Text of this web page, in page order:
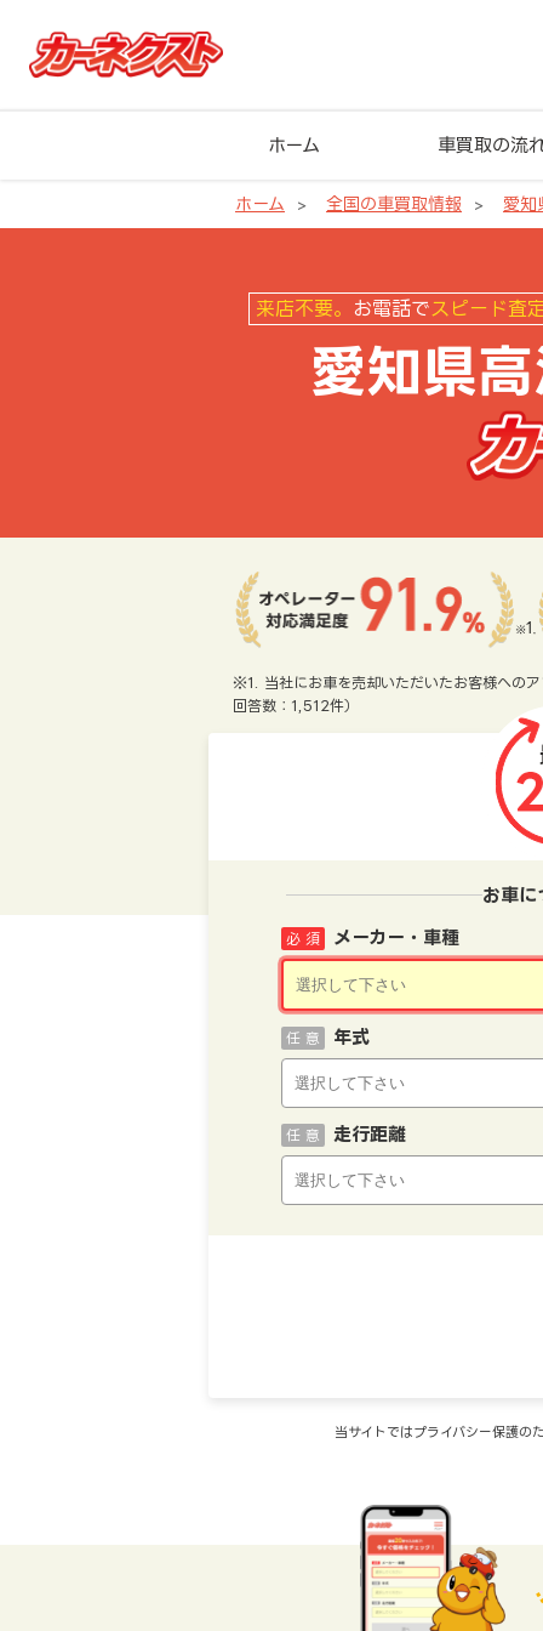
ホーム 車買取の流
ホーム 全国の車買取情報 愛知
来店不要。 お電話で スピード査
愛知県
※1. 当社にお車を売却いただいたお客様への
回答数：1,512件）
お車に
メーカー・車種
必 須
年式
任 意
走行距離
任 意
当サイトではプライバシー保護の